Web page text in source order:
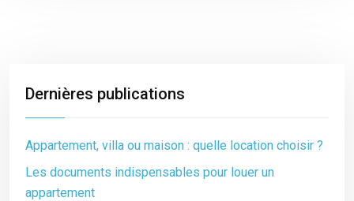
Dernières publications
Appartement, villa ou maison : quelle location choisir ?
Les documents indispensables pour louer un
appartement